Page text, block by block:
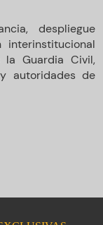
despliegue
la Guardia Civil,
autoridades de